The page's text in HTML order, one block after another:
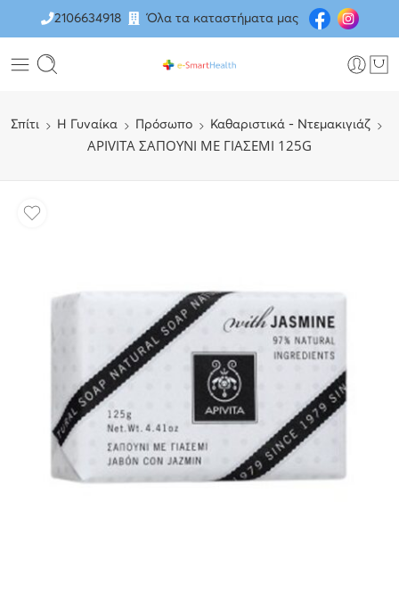
2106634918 Όλα τα καταστήματα μας
Σπίτι H Γυναίκα Πρόσωπο Καθαριστικά - Ντεμακιγιάζ
APIVITA ΣΑΠΟΥΝΙ ΜΕ ΓΙΑΣΕΜΙ 125G